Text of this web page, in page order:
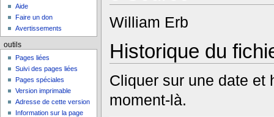
William Erb
Historique du
Cliquer sur une date et
moment-là.
Aide
Faire un don
Avertissements
outils
Pages liées
Suivi des pages liées
Pages spéciales
Version imprimable
Adresse de cette version
Information sur la page